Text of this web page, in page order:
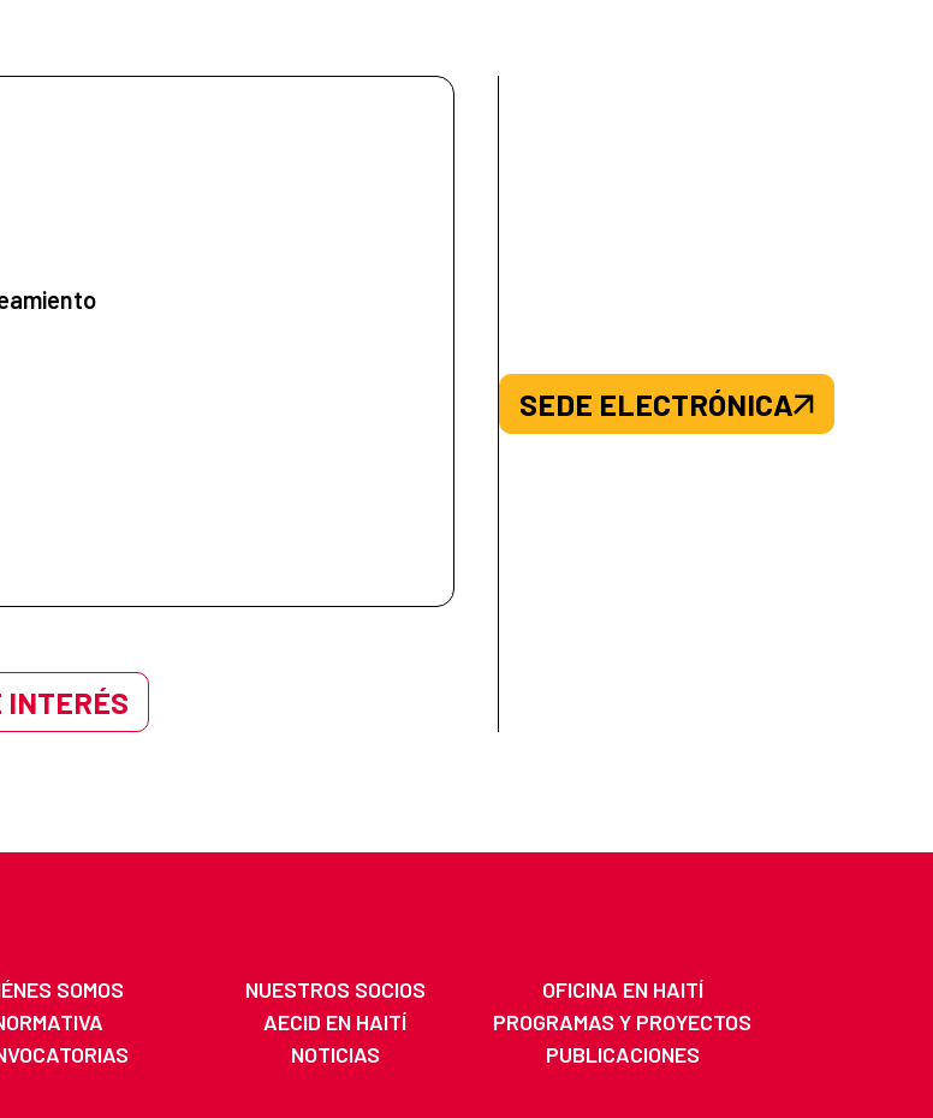
INTERÉS
SEDE ELECTRÓNICA
SOMOS NUESTROS SOCIOS
OFICINA EN HAITÍ
AECID EN HAITÍ
PROGRAMAS Y PROYECTOS
NOTICIAS PUBLICACIONES